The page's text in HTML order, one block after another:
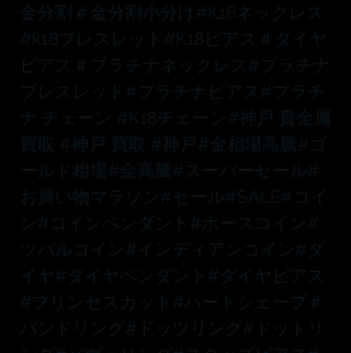
金分割
＃金分割小分け #K18ネックレス
#k18ブレスレット #K18ピアス ＃ダイヤ
ピアス ＃プラチナネックレス #プラチナ
ブレスレット #プラチナピアス #プラチ
ナ
チェーン #K18チェーン #神戸 貴金属
買取 #神戸 買取 #神戸 #金相場高騰 #ゴ
ールド相場 #金高騰 #スーパーセール#
お買い物マラソン #セール#SALE#コイ
ン #コインペンダント #ホースコイン #
ツバルコイン #インディアンコイン #ダ
イヤ #ダイヤペンダント #ダイヤピアス
#プリンセスカット #ハートシェープ ＃
バンドリング #ドッツリング #ドットリ